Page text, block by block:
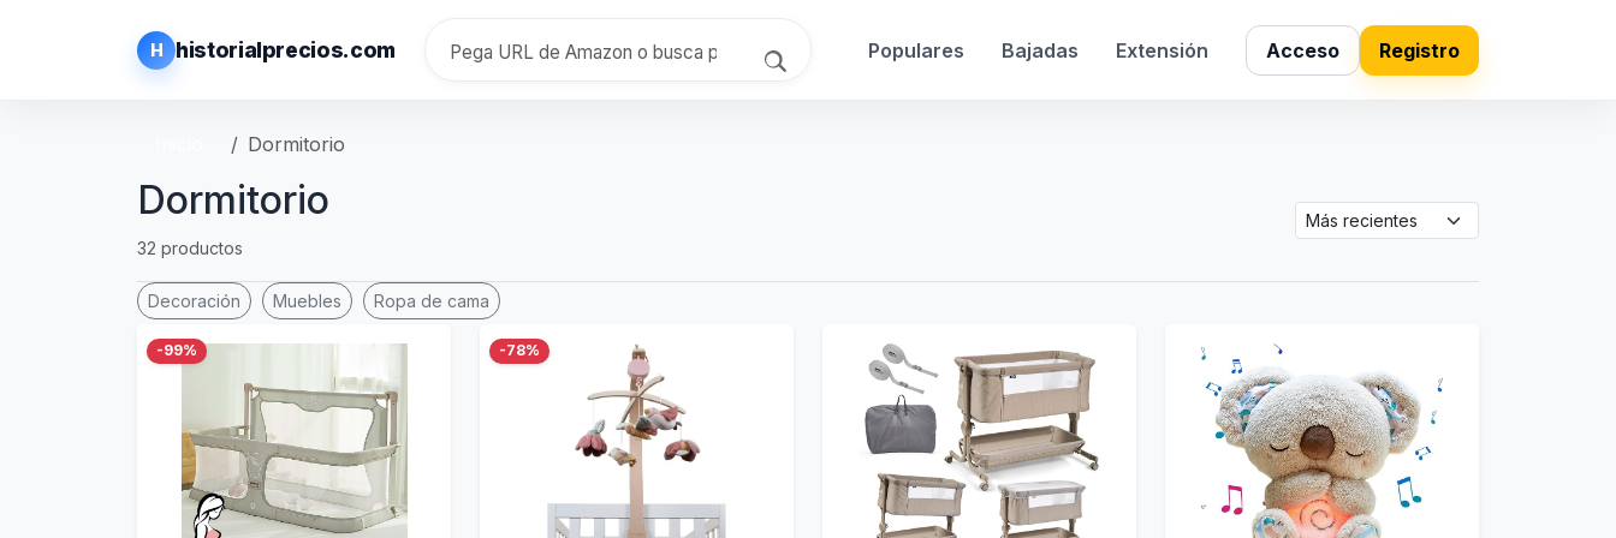
H historialprecios.com Populares Bajadas Extensión Acceso Registro
Dormitorio
Dormitorio
32 productos
Decoración Muebles Ropa de cama
-99% -78%